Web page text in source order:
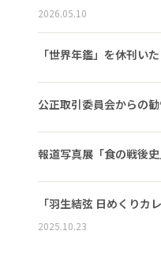
2026.05.10
「世界年鑑」を休刊い
公正取引委員会からの
報道写真展「食の戦後
「羽生結弦 日めくりカ
2025.10.23